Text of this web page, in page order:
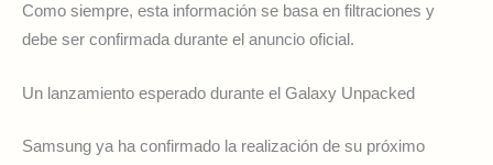
Como siempre, esta información se basa en filtraciones y
debe ser confirmada durante el anuncio oficial.
Un lanzamiento esperado durante el Galaxy Unpacked
Samsung ya ha confirmado la realización de su próximo